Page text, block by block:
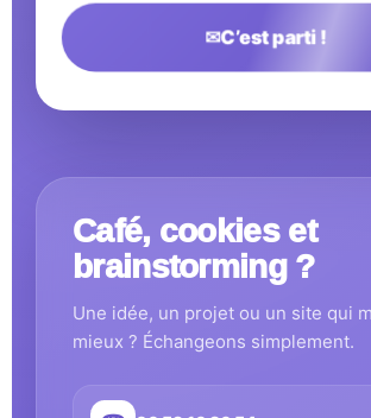
✉C’est parti !
Café, cookies et
brainstorming ?
Une idée, un projet ou un site qui
mieux ? Échangeons simplement.